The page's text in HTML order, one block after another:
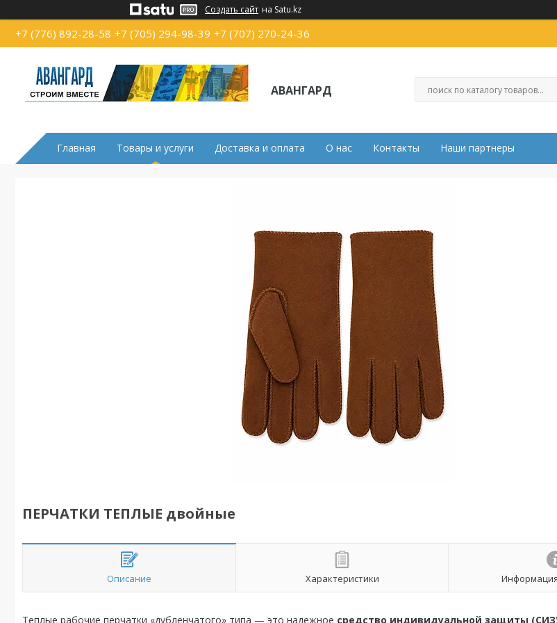
Создать сайт на Satu.kz
+7 (776) 892-28-58 +7 (705) 294-98-39 +7 (707) 270-24-36
АВАНГАРД
Главная Товары и услуги Доставка и оплата О нас Контакты Наши партнеры
ПЕРЧАТКИ ТЕПЛЫЕ двойные
Описание Характеристики
Теплые рабочие перчатки «дубленчатого» типа — это надежное средство индивидуальной защиты